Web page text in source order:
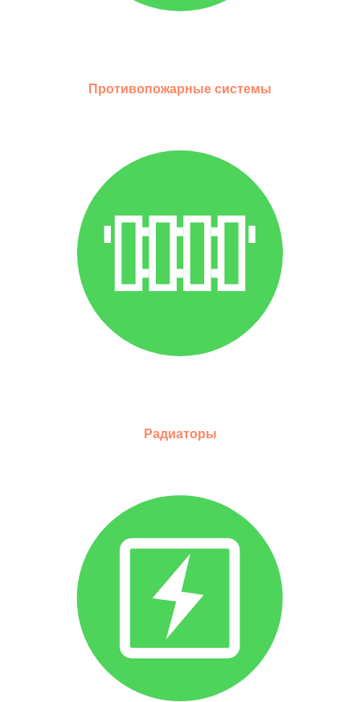
Противопожарные системы
Радиаторы